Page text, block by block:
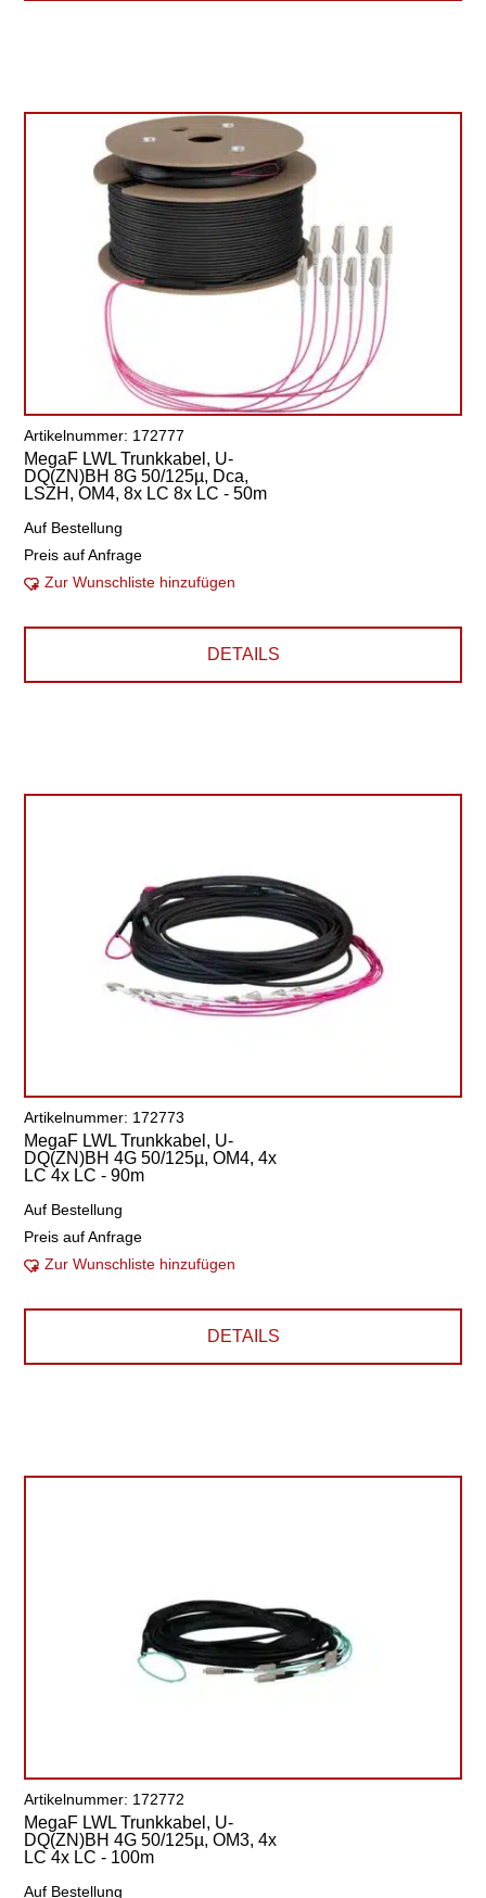
Artikelnummer: 172777
MegaF LWL Trunkkabel, U-
DQ(ZN)BH 8G 50/125µ, Dca,
LSZH, OM4, 8x LC 8x LC - 50m
Auf Bestellung
Preis auf Anfrage
Zur Wunschliste hinzufügen
DETAILS
Artikelnummer: 172773
MegaF LWL Trunkkabel, U-
DQ(ZN)BH 4G 50/125µ, OM4, 4x
LC 4x LC - 90m
Auf Bestellung
Preis auf Anfrage
Zur Wunschliste hinzufügen
DETAILS
Artikelnummer: 172772
MegaF LWL Trunkkabel, U-
DQ(ZN)BH 4G 50/125µ, OM3, 4x
LC 4x LC - 100m
Auf Bestellung